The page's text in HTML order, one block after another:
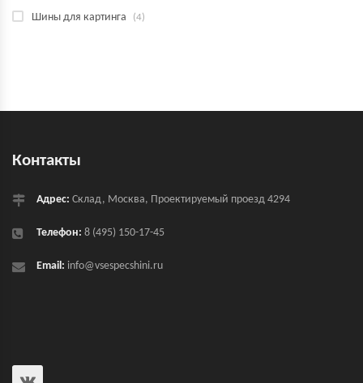
Шины для картинга (4)
Контакты
Адрес: Склад, Москва, Проектируемый проезд 4294
Телефон: 8 (495) 150-17-45
Email: info@vsespecshini.ru